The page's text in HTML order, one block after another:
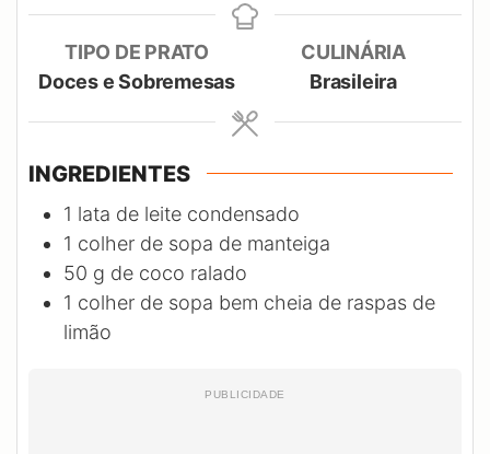
TIPO DE PRATO
Doces e Sobremesas
CULINÁRIA
Brasileira
INGREDIENTES
1 lata de leite condensado
1 colher de sopa de manteiga
50 g de coco ralado
1 colher de sopa bem cheia de raspas de
limão